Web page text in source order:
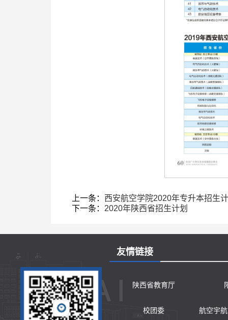
上一条： 西安航空学院2020年专升本招生
下一条： 2020年陕西省招生计划
友情链接
陕西省教育厅
校团委 航空宇